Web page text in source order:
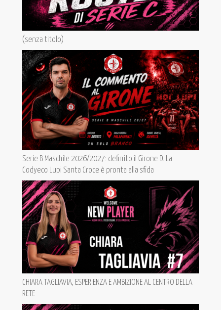
(senza titolo)
Serie B Maschile 2026/2027: definito il Girone D. La
Codyeco Lupi Santa Croce è pronta alla sfida
CHIARA TAGLIAVIA, ESPERIENZA E AMBIZIONE AL CENTRO DELLA
RETE